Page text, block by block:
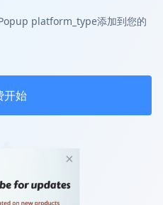
platform_type添加到您的
开始